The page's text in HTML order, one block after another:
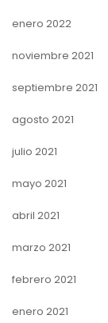
enero 2022
noviembre 2021
septiembre 2021
agosto 2021
julio 2021
mayo 2021
abril 2021
marzo 2021
febrero 2021
enero 2021